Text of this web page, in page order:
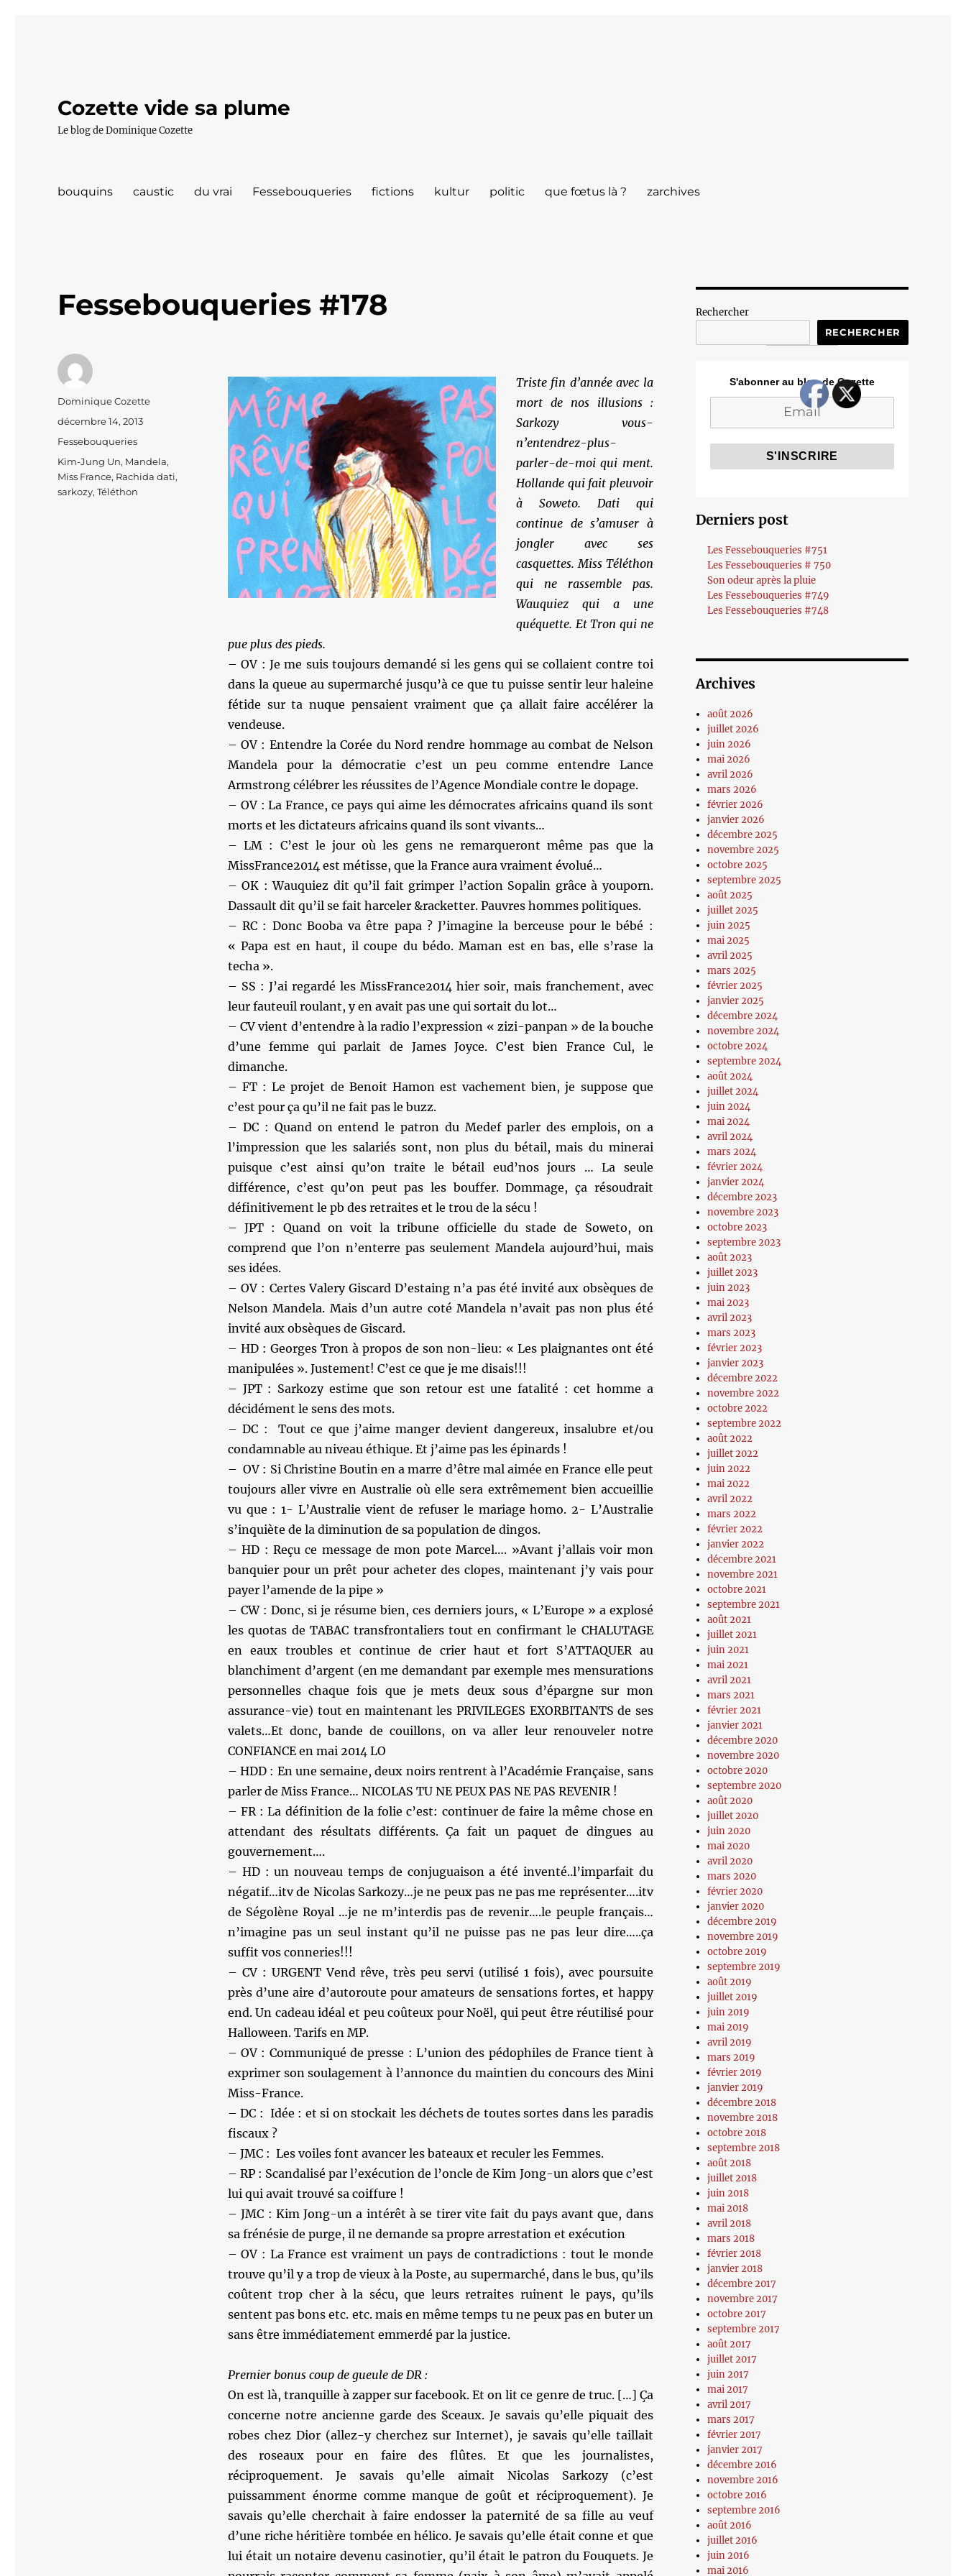
Cozette vide sa plume
Le blog de Dominique Cozette
bouquins caustic du vrai Fessebouqueries fictions kultur politic que fœtus là ? zarchives
Fessebouqueries #178
Triste fin d’année avec la
mort de nos illusions :
Sarkozy vous-
n’entendrez-plus-
parler-de-moi qui ment.
Hollande qui fait pleuvoir
à Soweto. Dati qui
continue de s’amuser à
jongler avec ses
casquettes. Miss Téléthon
qui ne rassemble pas.
Wauquiez qui a une
quéquette. Et Tron qui ne
pue plus des pieds.
– OV : Je me suis toujours demandé si les gens qui se collaient contre toi
dans la queue au supermarché jusqu’à ce que tu puisse sentir leur haleine
fétide sur ta nuque pensaient vraiment que ça allait faire accélérer la
vendeuse.
– OV : Entendre la Corée du Nord rendre hommage au combat de Nelson
Mandela pour la démocratie c’est un peu comme entendre Lance
Armstrong célébrer les réussites de l’Agence Mondiale contre le dopage.
– OV : La France, ce pays qui aime les démocrates africains quand ils sont
morts et les dictateurs africains quand ils sont vivants…
– LM : C’est le jour où les gens ne remarqueront même pas que la
MissFrance2014 est métisse, que la France aura vraiment évolué…
– OK : Wauquiez dit qu’il fait grimper l’action Sopalin grâce à youporn.
Dassault dit qu’il se fait harceler &racketter. Pauvres hommes politiques.
– RC : Donc Booba va être papa ? J’imagine la berceuse pour le bébé :
« Papa est en haut, il coupe du bédo. Maman est en bas, elle s’rase la
techa ».
– SS : J’ai regardé les MissFrance2014 hier soir, mais franchement, avec
leur fauteuil roulant, y en avait pas une qui sortait du lot…
– CV vient d’entendre à la radio l’expression « zizi-panpan » de la bouche
d’une femme qui parlait de James Joyce. C’est bien France Cul, le
dimanche.
– FT : Le projet de Benoit Hamon est vachement bien, je suppose que
c’est pour ça qu’il ne fait pas le buzz.
– DC : Quand on entend le patron du Medef parler des emplois, on a
l’impression que les salariés sont, non plus du bétail, mais du minerai
puisque c’est ainsi qu’on traite le bétail eud’nos jours … La seule
différence, c’est qu’on peut pas les bouffer. Dommage, ça résoudrait
définitivement le pb des retraites et le trou de la sécu !
– JPT : Quand on voit la tribune officielle du stade de Soweto, on
comprend que l’on n’enterre pas seulement Mandela aujourd’hui, mais
ses idées.
– OV : Certes Valery Giscard D’estaing n’a pas été invité aux obsèques de
Nelson Mandela. Mais d’un autre coté Mandela n’avait pas non plus été
invité aux obsèques de Giscard.
– HD : Georges Tron à propos de son non-lieu: « Les plaignantes ont été
manipulées ». Justement! C’est ce que je me disais!!!
– JPT : Sarkozy estime que son retour est une fatalité : cet homme a
décidément le sens des mots.
– DC : Tout ce que j’aime manger devient dangereux, insalubre et/ou
condamnable au niveau éthique. Et j’aime pas les épinards !
– OV : Si Christine Boutin en a marre d’être mal aimée en France elle peut
toujours aller vivre en Australie où elle sera extrêmement bien accueillie
vu que : 1- L’Australie vient de refuser le mariage homo. 2- L’Australie
s’inquiète de la diminution de sa population de dingos.
– HD : Reçu ce message de mon pote Marcel…. »Avant j’allais voir mon
banquier pour un prêt pour acheter des clopes, maintenant j’y vais pour
payer l’amende de la pipe »
– CW : Donc, si je résume bien, ces derniers jours, « L’Europe » a explosé
les quotas de TABAC transfrontaliers tout en confirmant le CHALUTAGE
en eaux troubles et continue de crier haut et fort S’ATTAQUER au
blanchiment d’argent (en me demandant par exemple mes mensurations
personnelles chaque fois que je mets deux sous d’épargne sur mon
assurance-vie) tout en maintenant les PRIVILEGES EXORBITANTS de ses
valets…Et donc, bande de couillons, on va aller leur renouveler notre
CONFIANCE en mai 2014 LO
– HDD : En une semaine, deux noirs rentrent à l’Académie Française, sans
parler de Miss France… NICOLAS TU NE PEUX PAS NE PAS REVENIR !
– FR : La définition de la folie c’est: continuer de faire la même chose en
attendant des résultats différents. Ça fait un paquet de dingues au
gouvernement….
– HD : un nouveau temps de conjuguaison a été inventé..l’imparfait du
négatif…itv de Nicolas Sarkozy…je ne peux pas ne pas me représenter….itv
de Ségolène Royal …je ne m’interdis pas de revenir….le peuple français…
n’imagine pas un seul instant qu’il ne puisse pas ne pas leur dire…..ça
suffit vos conneries!!!
– CV : URGENT Vend rêve, très peu servi (utilisé 1 fois), avec poursuite
près d’une aire d’autoroute pour amateurs de sensations fortes, et happy
end. Un cadeau idéal et peu coûteux pour Noël, qui peut être réutilisé pour
Halloween. Tarifs en MP.
– OV : Communiqué de presse : L’union des pédophiles de France tient à
exprimer son soulagement à l’annonce du maintien du concours des Mini
Miss-France.
– DC : Idée : et si on stockait les déchets de toutes sortes dans les paradis
fiscaux ?
– JMC : Les voiles font avancer les bateaux et reculer les Femmes.
– RP : Scandalisé par l’exécution de l’oncle de Kim Jong-un alors que c’est
lui qui avait trouvé sa coiffure !
– JMC : Kim Jong-un a intérêt à se tirer vite fait du pays avant que, dans
sa frénésie de purge, il ne demande sa propre arrestation et exécution
– OV : La France est vraiment un pays de contradictions : tout le monde
trouve qu’il y a trop de vieux à la Poste, au supermarché, dans le bus, qu’ils
coûtent trop cher à la sécu, que leurs retraites ruinent le pays, qu’ils
sentent pas bons etc. etc. mais en même temps tu ne peux pas en buter un
sans être immédiatement emmerdé par la justice.
Premier bonus coup de gueule de DR :
On est là, tranquille à zapper sur facebook. Et on lit ce genre de truc. […] Ça
concerne notre ancienne garde des Sceaux. Je savais qu’elle piquait des
robes chez Dior (allez-y cherchez sur Internet), je savais qu’elle taillait
des roseaux pour en faire des flûtes. Et que les journalistes,
réciproquement. Je savais qu’elle aimait Nicolas Sarkozy (c’est
puissamment énorme comme manque de goût et réciproquement). Je
savais qu’elle cherchait à faire endosser la paternité de sa fille au veuf
d’une riche héritière tombée en hélico. Je savais qu’elle était conne et que
lui était un notaire devenu casinotier, qu’il était le patron du Fouquets. Je
Auteur
Dominique Cozette
Publié
décembre 14, 2013
Catégories
Fessebouqueries
Étiquettes
Kim-Jung Un, Mandela,
Miss France, Rachida dati,
sarkozy,Téléthon
Rechercher
RECHERCHER
S'abonner au blog de Cozette
Derniers post
Les Fessebouqueries #751
Les Fessebouqueries # 750
Son odeur après la pluie
Les Fessebouqueries #749
Les Fessebouqueries #748
Archives
août 2026
juillet 2026
juin 2026
mai 2026
avril 2026
mars 2026
février 2026
janvier 2026
décembre 2025
novembre 2025
octobre 2025
septembre 2025
août 2025
juillet 2025
juin 2025
mai 2025
avril 2025
mars 2025
février 2025
janvier 2025
décembre 2024
novembre 2024
octobre 2024
septembre 2024
août 2024
juillet 2024
juin 2024
mai 2024
avril 2024
mars 2024
février 2024
janvier 2024
décembre 2023
novembre 2023
octobre 2023
septembre 2023
août 2023
juillet 2023
juin 2023
mai 2023
avril 2023
mars 2023
février 2023
janvier 2023
décembre 2022
novembre 2022
octobre 2022
septembre 2022
août 2022
juillet 2022
juin 2022
mai 2022
avril 2022
mars 2022
février 2022
janvier 2022
décembre 2021
novembre 2021
octobre 2021
septembre 2021
août 2021
juillet 2021
juin 2021
mai 2021
avril 2021
mars 2021
février 2021
janvier 2021
décembre 2020
novembre 2020
octobre 2020
septembre 2020
août 2020
juillet 2020
juin 2020
mai 2020
avril 2020
mars 2020
février 2020
janvier 2020
décembre 2019
novembre 2019
octobre 2019
septembre 2019
août 2019
juillet 2019
juin 2019
mai 2019
avril 2019
mars 2019
février 2019
janvier 2019
décembre 2018
novembre 2018
octobre 2018
septembre 2018
août 2018
juillet 2018
juin 2018
mai 2018
avril 2018
mars 2018
février 2018
janvier 2018
décembre 2017
novembre 2017
octobre 2017
septembre 2017
août 2017
juillet 2017
juin 2017
mai 2017
avril 2017
mars 2017
février 2017
janvier 2017
décembre 2016
novembre 2016
octobre 2016
septembre 2016
août 2016
juillet 2016
juin 2016
mai 2016